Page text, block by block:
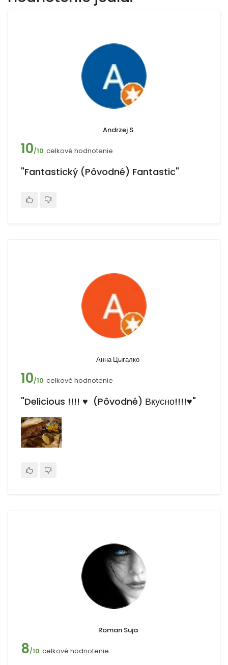
Andrzej S
10/10 celkové hodnotenie
"Fantastický (Pôvodné) Fantastic"
Анна Цыгалко
10/10 celkové hodnotenie
"Delicious !!!! ♥ ️ (Pôvodné) Вкусно!!!!♥️"
Roman Suja
8/10 celkové hodnotenie